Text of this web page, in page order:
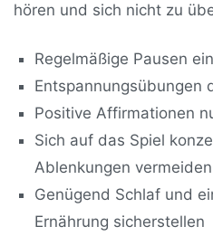
hören und sich nicht zu
Regelmäßige Pausen
Entspannungsübungen
Positive Affirmationen
Sich auf das Spiel
Ablenkungen vermeiden
Genügend Schlaf und
Ernährung sicherstellen